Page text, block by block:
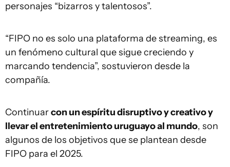
personajes “bizarros y talentosos”.
“FIPO no es solo una plataforma de streaming, es
un fenómeno cultural que sigue creciendo y
marcando tendencia”, sostuvieron desde la
compañía.
Continuarcon un espíritu disruptivo y creativo y
llevar el entretenimiento uruguayo al mundo, son
algunos de los objetivos que se plantean desde
FIPO para el 2025.